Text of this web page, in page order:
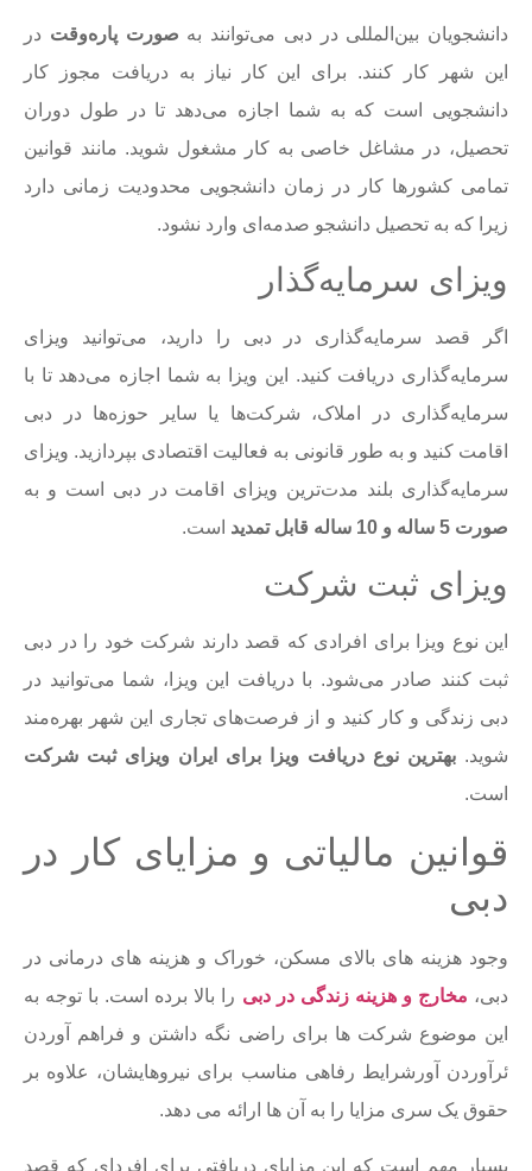
دانشجویان بین‌المللی در دبی می‌توانند به صورت پاره‌وقت در
این شهر کار کنند. برای این کار نیاز به دریافت مجوز کار
دانشجویی است که به شما اجازه می‌دهد تا در طول دوران
تحصیل، در مشاغل خاصی به کار مشغول شوید. مانند قوانین
تمامی کشورها کار در زمان دانشجویی محدودیت زمانی دارد
زیرا که به تحصیل دانشجو صدمه‌ای وارد نشود.
ویزای سرمایه‌گذار
اگر قصد سرمایه‌گذاری در دبی را دارید، می‌توانید ویزای
سرمایه‌گذاری دریافت کنید. این ویزا به شما اجازه می‌دهد تا با
سرمایه‌گذاری در املاک، شرکت‌ها یا سایر حوزه‌ها در دبی
اقامت کنید و به طور قانونی به فعالیت اقتصادی بپردازید. ویزای
سرمایه‌گذاری بلند مدت‌‎ترین ویزای اقامت در دبی است و به
صورت 5 ساله و 10 ساله قابل تمدید
است.
ویزای ثبت شرکت
این نوع ویزا برای افرادی که قصد دارند شرکت خود را در دبی
ثبت کنند صادر می‌شود. با دریافت این ویزا، شما می‌توانید در
دبی زندگی و کار کنید و از فرصت‌های تجاری این شهر بهره‌مند
شوید. بهترین نوع دریافت ویزا برای ایران ویزای ثبت شرکت
است.
قوانین مالیاتی و مزایای کار در
دبی
وجود هزینه های بالای مسکن، خوراک و هزینه های درمانی در
دبی، مخارج و هزینه زندگی در دبی را بالا برده است. با توجه به
این موضوع شرکت ها برای راضی نگه داشتن و فراهم آوردن
ئرآوردن آورشرایط رفاهی مناسب برای نیروهایشان، علاوه بر
حقوق یک سری مزایا را به آن ها ارائه می دهد.
بسیار مهم است که این مزایای دریافتی برای افردای که قصد